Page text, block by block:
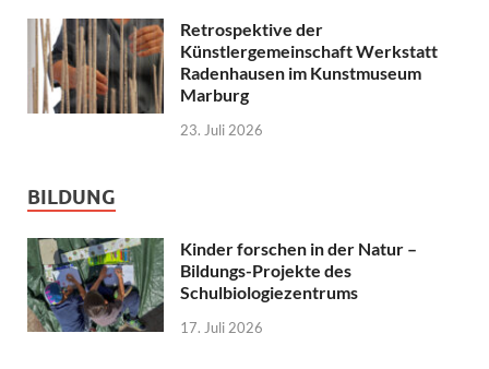
Retrospektive der
Künstlergemeinschaft Werkstatt
Radenhausen im Kunstmuseum
Marburg
23. Juli 2026
BILDUNG
Kinder forschen in der Natur –
Bildungs-Projekte des
Schulbiologiezentrums
17. Juli 2026